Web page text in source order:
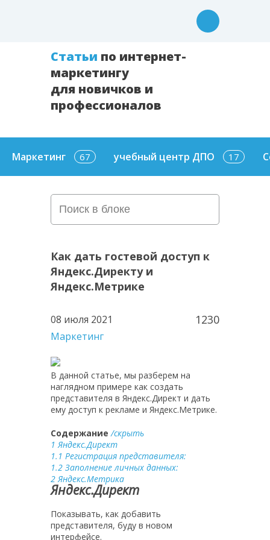
Cтатьи по интернет-
маркетингу
для новичков и
профессионалов
Маркетинг 67 учебный центр ДПО 17
Как дать гостевой доступ к
Яндекс.Директу и
Яндекс.Метрике
08 июля 2021 1230
Маркетинг
В данной статье, мы разберем на
наглядном примере как создать
представителя в Яндекс.Директ и дать
ему доступ к рекламе и Яндекс.Метрике.
Содержание /скрыть
1 Яндекс.Директ
1.1 Регистрация представителя:
1.2 Заполнение личных данных:
2 Яндекс.Метрика
Яндекс.Директ
Показывать, как добавить
представителя, буду в новом
интерфейсе.